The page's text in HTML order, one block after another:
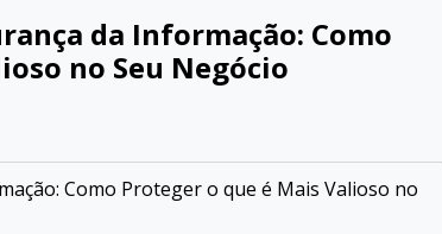
da Informação: Como
no Seu Negócio
Como Proteger o que é Mais Valioso no